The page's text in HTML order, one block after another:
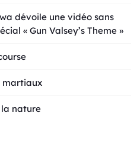
dévoile une vidéo sans
« Gun Valsey’s Theme »
martiaux
la nature